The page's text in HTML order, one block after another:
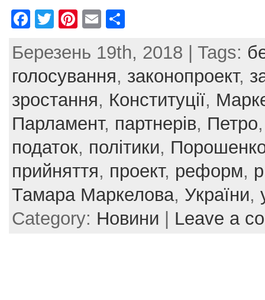
F
c
e
b
o
o
k
T
itt
er
Pi
er
e
st
E
ai
l
ar
e
Березень 19th, 2018 | Tags:
голосування, законопроект,
зростання, Конституції,
Парламент, партнерів, Петро
податок, політики,
прийняття, проект, реформ,
Тамара Маркелова, України,
Category: Новини | Leave a